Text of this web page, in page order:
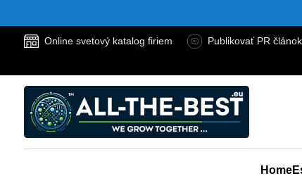
Online svetový katalog firiem Publikovať PR článok
Home